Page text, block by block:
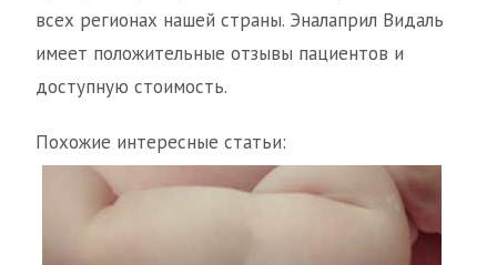
всех регионах нашей страны. Эналаприл Видаль
имеет положительные отзывы пациентов и
доступную стоимость.
Похожие интересные статьи: